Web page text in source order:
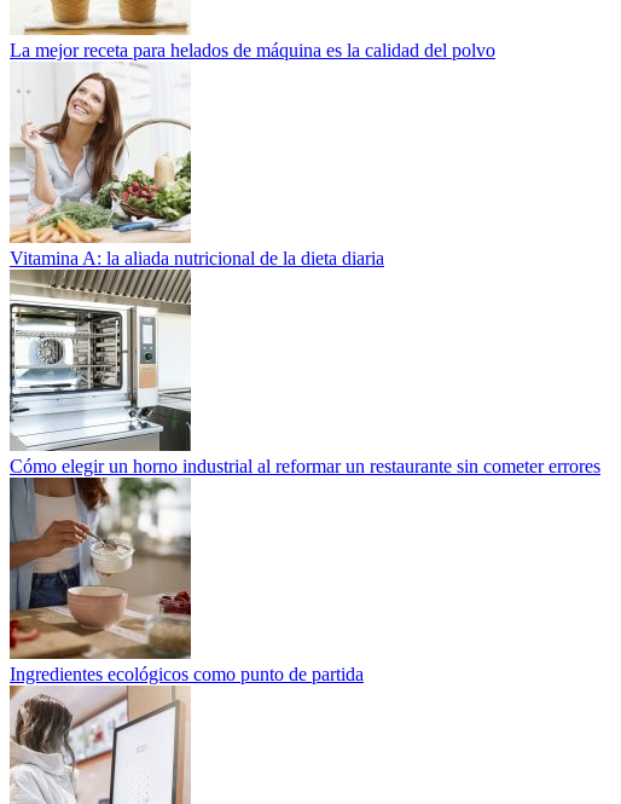
La mejor receta para helados de máquina es la calidad del polvo
Vitamina A: la aliada nutricional de la dieta diaria
Cómo elegir un horno industrial al reformar un restaurante sin cometer errores
Ingredientes ecológicos como punto de partida